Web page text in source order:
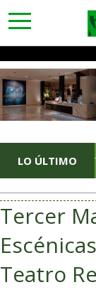
toggle
navigation
LO ÚLTIMO
SAT se reúne
Tercer
Teatro